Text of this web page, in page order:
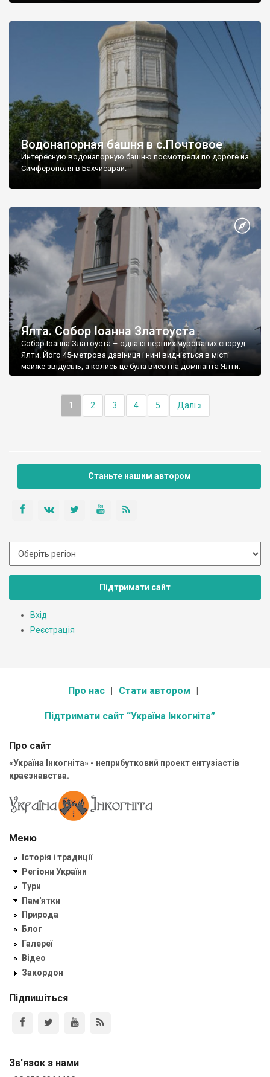
Водонапорная башня в с.Почтовое
Интересную водонапорную башню посмотрели по дороге из
Симферополя в Бахчисарай.
Ялта. Собор Іоанна Златоуста
Собор Іоанна Златоуста – одна із перших мурованих споруд
Ялти. Його 45-метрова дзвіниця і нині видніється в місті
майже звідусіль, а колись це була висотна домінанта Ялти.
1 2 3 4 5 Далі »
Станьте нашим автором
Підтримати сайт
Вхід
Реєстрація
Про нас Стати автором
Підтримати сайт “Україна Інкогніта”
Про сайт
«Україна Інкогніта» - неприбутковий проект ентузіастів
краєзнавства.
Меню
Історія і традиції
Регіони України
Тури
Пам'ятки
Природа
Блог
Галереї
Відео
Закордон
Підпишіться
Зв'язок з нами